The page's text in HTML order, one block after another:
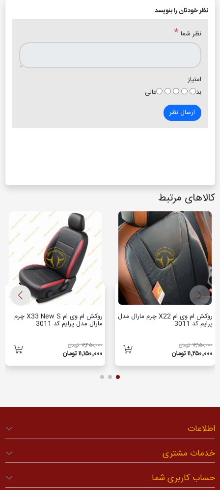
نظر خودتان را بنویسد
نظر شما *
امتیاز
بد
عالی
ارسال نظر
کالاهای مرتبط
روکش ام وی ام X22 چرم مارال مدل
پرایم کد 3011
۱۲٬۹۵۰٬۰۰۰ تومان
۱۱٬۲۵۰٬۰۰۰ تومان
روکش ام وی ام X33 New S چرم
مارال مدل پرایم کد 3011
۱۲٬۴۵۰٬۰۰۰ تومان
۱۱٬۱۵۰٬۰۰۰ تومان
اطلاعات
خدمات مشتری
حساب کاربری شما